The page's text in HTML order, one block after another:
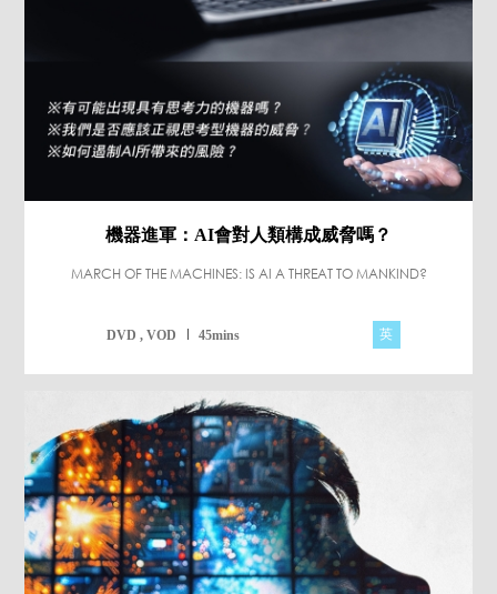
機器進軍：AI會對人類構成威脅嗎？
MARCH OF THE MACHINES: IS AI A THREAT TO MANKIND?
DVD , VOD 45mins 英